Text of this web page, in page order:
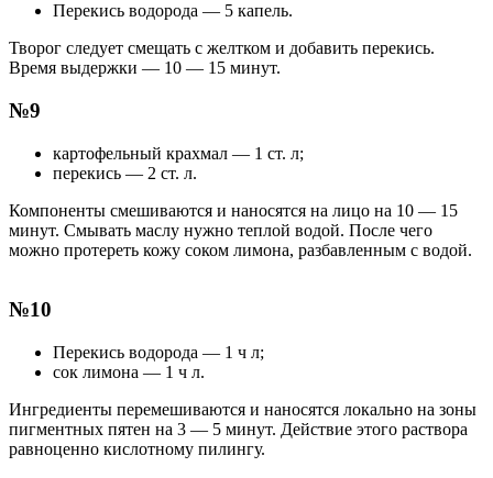
Перекись водорода — 5 капель.
Творог следует смещать с желтком и добавить перекись.
Время выдержки — 10 — 15 минут.
№9
картофельный крахмал — 1 ст. л;
перекись — 2 ст. л.
Компоненты смешиваются и наносятся на лицо на 10 — 15
минут. Смывать маслу нужно теплой водой. После чего
можно протереть кожу соком лимона, разбавленным с водой.
№10
Перекись водорода — 1 ч л;
сок лимона — 1 ч л.
Ингредиенты перемешиваются и наносятся локально на зоны
пигментных пятен на 3 — 5 минут. Действие этого раствора
равноценно кислотному пилингу.